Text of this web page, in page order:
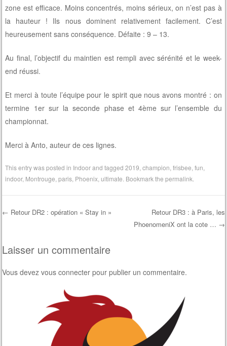
zone est efficace. Moins concentrés, moins sérieux, on n’est pas à
la hauteur ! Ils nous dominent relativement facilement. C’est
heureusement sans conséquence. Défaite : 9 – 13.
Au final, l’objectif du maintien est rempli avec sérénité et le week-
end réussi.
Et merci à toute l’équipe pour le spirit que nous avons montré : on
termine 1er sur la seconde phase et 4ème sur l’ensemble du
championnat.
Merci à Anto, auteur de ces lignes.
This entry was posted in Indoorand tagged2019 ,champion ,frisbee ,fun
indoor, Montrouge ,paris Phoenix ,ultimate . Bookmark thepermalink
← Retour DR2 : opération « Stay in »
Retour DR3 : à Paris, les
PhoenomeniX ont la cote … →
Laisser un commentaire
Vous devezvous connecter pour publier un commentaire.